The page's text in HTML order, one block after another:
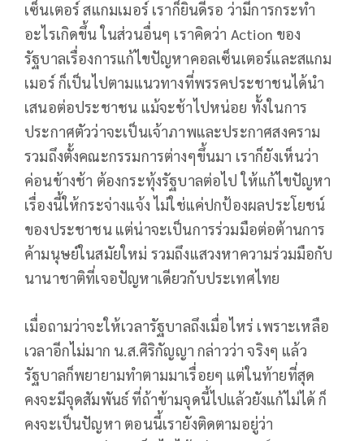
เซ็นเตอร์ สแกมเมอร์ เราก็ยินดีรอ ว่ามีการกระทำ
อะไรเกิดขึ้น ในส่วนอื่นๆ เราคิดว่า Action ของ
รัฐบาลเรื่องการแก้ไขปัญหาคอลเซ็นเตอร์และสแกม
เมอร์ ก็เป็นไปตามแนวทางที่พรรคประชาชนได้นำ
เสนอต่อประชาชน แม้จะช้าไปหน่อย ทั้งในการ
ประกาศตัวว่าจะเป็นเจ้าภาพและประกาศสงคราม
รวมถึงตั้งคณะกรรมการต่างๆขึ้นมา เราก็ยังเห็นว่า
ค่อนข้างช้า ต้องกระทุ้งรัฐบาลต่อไป ให้แก้ไขปัญหา
เรื่องนี้ให้กระจ่างแจ้ง ไม่ใช่แค่ปกป้องผลประโยชน์
ของประชาชน แต่น่าจะเป็นการร่วมมือต่อต้านการ
ค้ามนุษย์ในสมัยใหม่ รวมถึงแสวงหาความร่วมมือกับ
นานาชาติที่เจอปัญหาเดียวกับประเทศไทย
เมื่อถามว่าจะให้เวลารัฐบาลถึงเมื่อไหร่ เพราะเหลือ
เวลาอีกไม่มาก น.ส.ศิริกัญญา กล่าวว่า จริงๆ แล้ว
รัฐบาลก็พยายามทำตามมาเรื่อยๆ แต่ในท้ายที่สุด
คงจะมีจุดสัมพันธ์ ที่ถ้าข้ามจุดนี้ไปแล้วยังแก้ไม่ได้ ก็
คงจะเป็นปัญหา ตอนนี้เรายังติดตามอยู่ว่า